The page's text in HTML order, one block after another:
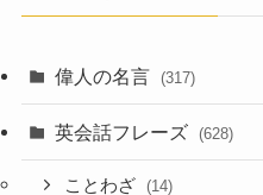
偉人の名言 (317)
英会話フレーズ (628)
ことわざ (14)